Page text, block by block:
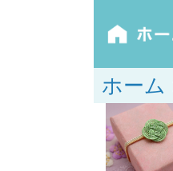
ホーム